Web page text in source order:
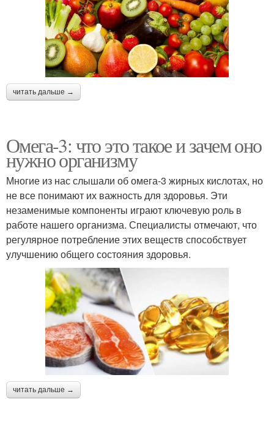
читать дальше →
Омега-3: что это такое и зачем оно
нужно организму
Многие из нас слышали об омега-3 жирных кислотах, но
не все понимают их важность для здоровья. Эти
незаменимые компоненты играют ключевую роль в
работе нашего организма. Специалисты отмечают, что
регулярное потребление этих веществ способствует
улучшению общего состояния здоровья.
читать дальше →